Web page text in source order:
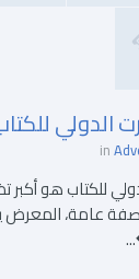
الدولي
in
للكتاب هو أكبر
عامة،